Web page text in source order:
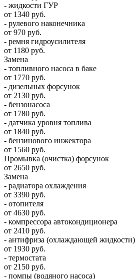
- жидкости ГУР
от 1340 руб.
- рулевого наконечника
от 970 руб.
- ремня гидроусилителя
от 1180 руб.
Замена
- топливного насоса в баке
от 1770 руб.
- дизельных форсунок
от 2130 руб.
- бензонасоса
от 1780 руб.
- датчика уровня топлива
от 1840 руб.
- бензинового инжектора
от 1560 руб.
Промывка (очистка) форсунок
от 2650 руб.
Замена
- радиатора охлаждения
от 3390 руб.
- отопителя
от 4630 руб.
- компрессора автокондиционера
от 2410 руб.
- антифриза (охлаждающей жидкости)
от 1930 руб.
- термостата
от 2150 руб.
- помпы (водяного насоса)